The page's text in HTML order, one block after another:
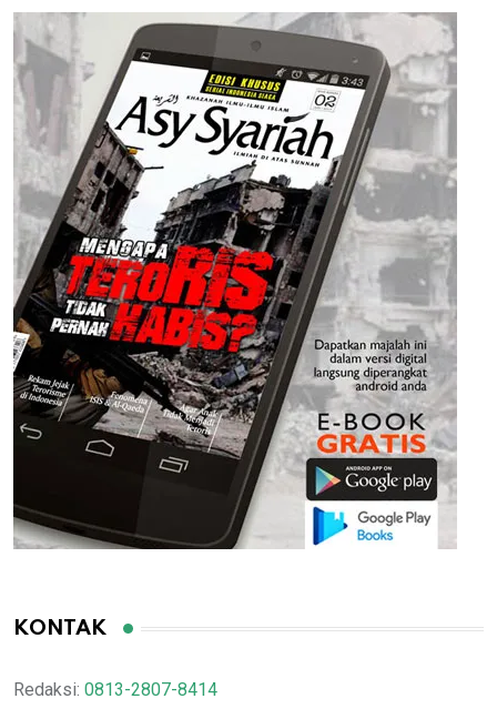
KONTAK
Redaksi: 0813-2807-8414